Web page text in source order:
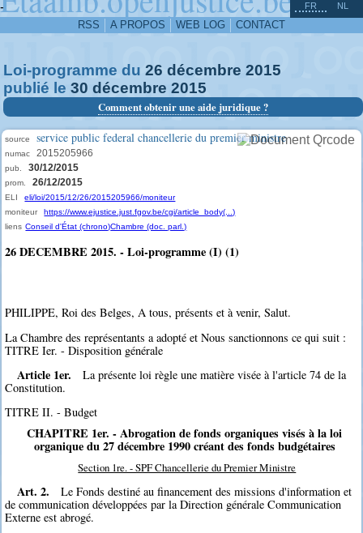
-
RSS A PROPOS WEB LOG CONTACT
FR NL
Loi-programme du 26 décembre 2015
publié le 30 décembre 2015
Comment obtenir une aide juridique ?
source service public federal chancellerie du premier ministre
numac 2015205966
pub. 30/12/2015
prom. 26/12/2015
ELI
eli/loi/2015/12/26/2015205966/moniteur
moniteur
https://www.ejustice.just.fgov.be/cgi/article_body(...)
liens Conseil d'État (chrono)Chambre (doc. parl.)
26 DECEMBRE 2015. - Loi-programme (I) (1)
PHILIPPE, Roi des Belges, A tous, présents et à venir, Salut.
La Chambre des représentants a adopté et Nous sanctionnons ce qui suit :
TITRE Ier. - Disposition générale
Article 1er.
La présente loi règle une matière visée à l'article 74 de la
Constitution.
TITRE II. - Budget
CHAPITRE 1er. - Abrogation de fonds organiques visés à la loi
organique du 27 décembre 1990 créant des fonds budgétaires
Section 1re. - SPF Chancellerie du Premier Ministre
Art. 2.
Le Fonds destiné au financement des missions d'information et
de communication développées par la Direction générale Communication
Externe est abrogé.
^